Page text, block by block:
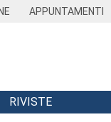
APPUNTAMENTI
RIVISTE